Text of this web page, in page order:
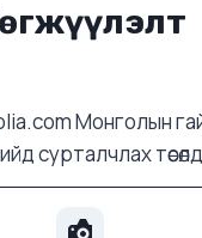
Монголын
сурталчлах